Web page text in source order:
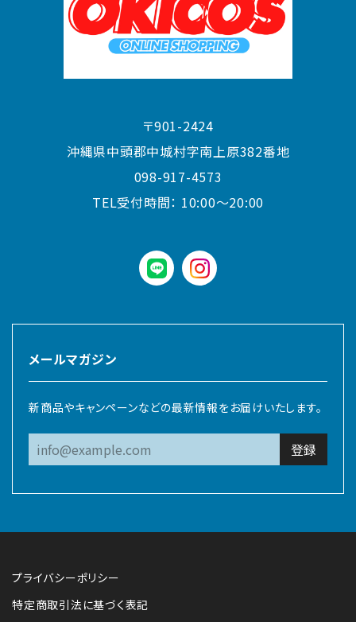
〒901-2424
沖縄県中頭郡中城村字南上原382番地
098-917-4573
TEL受付時間： 10:00〜20:00
LINE instagram
メールマガジン
新商品やキャンペーンなどの最新情報をお届けいたします。
登録
プライバシーポリシー
特定商取引法に基づく表記